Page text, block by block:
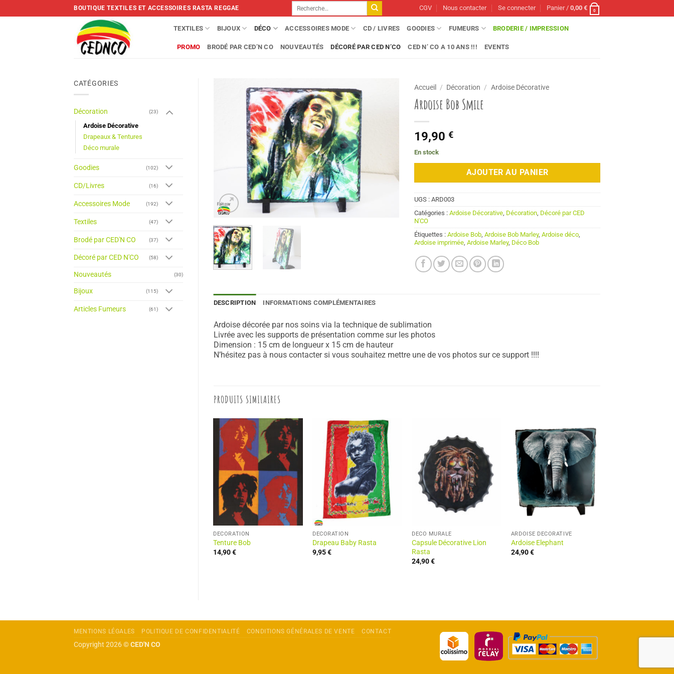
to
BOUTIQUE TEXTILES ET ACCESSOIRES RASTA REGGAE
Recherche
pour :
CGV Nous contacter Se connecter Panier /0,00€ 0
TEXTILES BIJOUX DÉCO ACCESSOIRES MODE CD / LIVRES GOODIES FUMEURS BRODERIE / IMPRESSION
PROMO BRODÉ PAR CED’N CO NOUVEAUTÉS DÉCORÉ PAR CED N’CO CED N’ CO A 10 ANS !!! EVENTS
CATÉGORIES
Décoration (23)
Ardoise Décorative
Drapeaux & Tentures
Déco murale
Goodies (102)
CD/Livres (16)
Accessoires Mode (192)
Textiles (47)
Brodé par CED'N CO (37)
Décoré par CED N'CO (58)
Nouveautés (30)
Bijoux (115)
Articles Fumeurs (61)
Accueil / Décoration / Ardoise Décorative
Ardoise Bob Smile
19,90€
En stock
AJOUTER AU PANIER
UGS :ARD003
Catégories :Ardoise Décorative, Décoration, Décoré par CED
N'CO
Étiquettes :Ardoise Bob,Ardoise Bob Marley,Ardoise déco,
Ardoise imprimée,Ardoise Marley, Déco Bob
DESCRIPTION INFORMATIONS COMPLÉMENTAIRES
Ardoise décorée par nos soins via la technique de sublimation
Livrée avec les supports de présentation comme sur les photos
Dimension : 15 cm de longueur x 15 cm de hauteur
N’hésitez pas à nous contacter si vous souhaitez mettre une de vos photos sur ce support !!!!
PRODUITS SIMILAIRES
DÉCORATION
Tenture Bob
14,90€
DÉCORATION
Drapeau Baby Rasta
9,95€
DÉCO MURALE
Capsule Décorative Lion
Rasta
24,90€
ARDOISE DÉCORATIVE
Ardoise Elephant
24,90€
MENTIONS LÉGALES POLITIQUE DE CONFIDENTIALITÉ CONDITIONS GÉNÉRALES DE VENTE CONTACT
Copyright 2026 ©CED'N CO